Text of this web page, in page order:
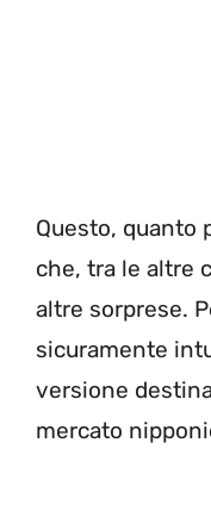
Questo, quanto
che, tra le altre
altre sorprese.
sicuramente
versione
mercato